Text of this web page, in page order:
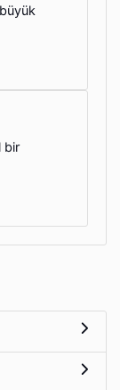
bir